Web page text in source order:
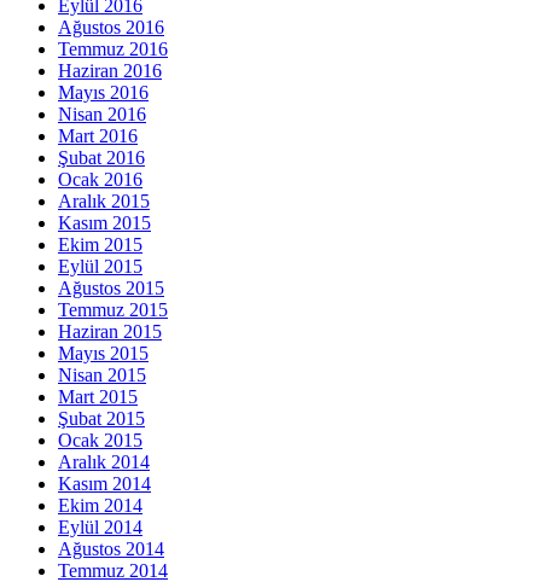
Eylül 2016
Ağustos 2016
Temmuz 2016
Haziran 2016
Mayıs 2016
Nisan 2016
Mart 2016
Şubat 2016
Ocak 2016
Aralık 2015
Kasım 2015
Ekim 2015
Eylül 2015
Ağustos 2015
Temmuz 2015
Haziran 2015
Mayıs 2015
Nisan 2015
Mart 2015
Şubat 2015
Ocak 2015
Aralık 2014
Kasım 2014
Ekim 2014
Eylül 2014
Ağustos 2014
Temmuz 2014